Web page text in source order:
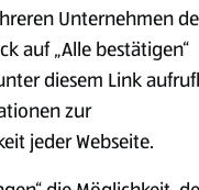
Bio-Produkte
&
Unternehmen
auf „Alle bestätigen“
diesem Link
zur
jeder Webseite.